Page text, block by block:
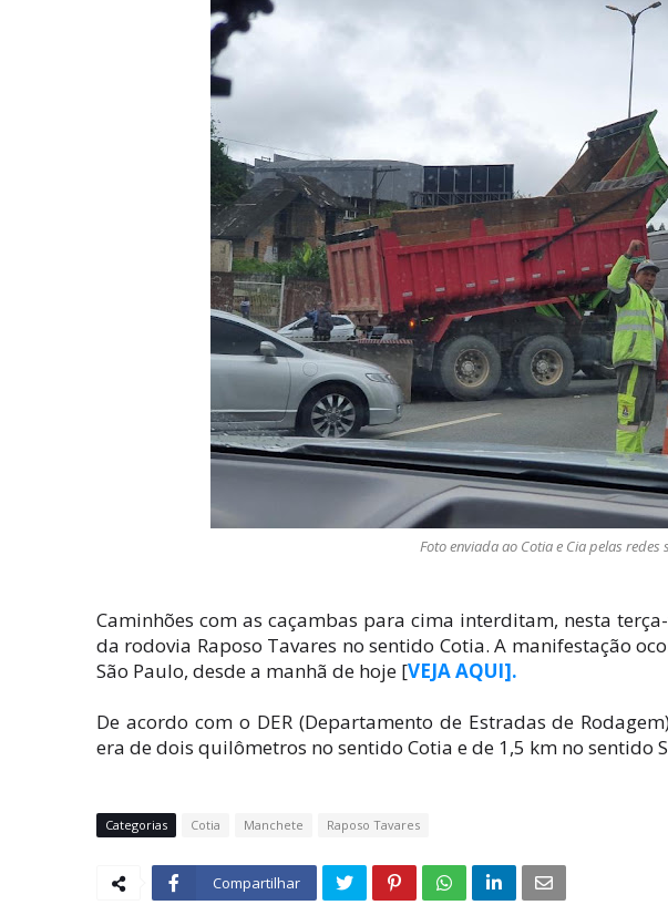
Foto enviada ao Cotia e Cia pelas redes
Caminhões com as caçambas para cima interditam, nesta
da rodovia Raposo Tavares no sentido Cotia. A manifestação
São Paulo, desde a manhã de hoje [VEJA AQUI].
De acordo com o DER (Departamento de Estradas de
era de dois quilômetros no sentido Cotia e de 1,5 km no sentido
Categorias Cotia Manchete Raposo Tavares
Compartilhar